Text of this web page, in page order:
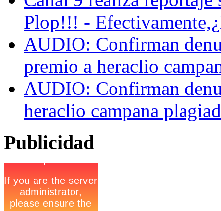
Plop!!! -
AUDIO: Confirman
premio a heraclio
AUDIO: Confirman
heraclio campana
Publicidad